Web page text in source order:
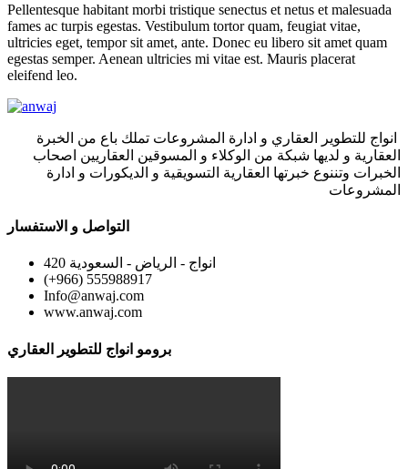
Pellentesque habitant morbi tristique senectus et netus et malesuada
fames ac turpis egestas. Vestibulum tortor quam, feugiat vitae,
ultricies eget, tempor sit amet, ante. Donec eu libero sit amet quam
egestas semper. Aenean ultricies mi vitae est. Mauris placerat
eleifend leo.
انواج للتطوير العقاري و ادارة المشروعات تملك باع من الخبرة
العقارية و لديها شبكة من الوكلاء و المسوقين العقاريين اصحاب
الخبرات وتننوع خبرتها العقارية التسويقية و الديكورات و ادارة
المشروعات
التواصل و الاستفسار
420 انواج - الرياض - السعودية
(+966) 555988917
Info@anwaj.com
www.anwaj.com
برومو انواج للتطوير العقاري